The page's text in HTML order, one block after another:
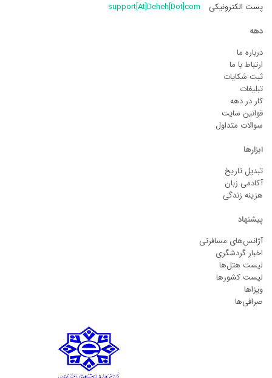
پست الکترونیکی
support[At]Deheh[Dot]com
دهه
درباره ما
ارتباط با ما
ثبت شکایات
تبلیغات
کار در دهه
قوانین سایت
سوالات متداول
ابزارها
تبدیل تاریخ
آکادمی زبان
هزینه زندگی
پیشنهاد
آژانس‌های مسافرتی
اخبار گردشگری
لیست هتل‌ها
لیست کشورها
ویزاها
صرافی‌ها